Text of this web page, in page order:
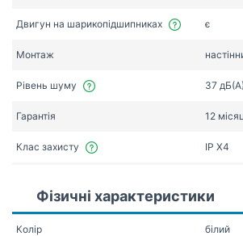
Двигун на шарикопідшипниках є
Монтаж
Рівень шуму 37 дБ(А)
Гарантія 12
Клас захисту IP X4
Фізичні характеристики
Колір білий